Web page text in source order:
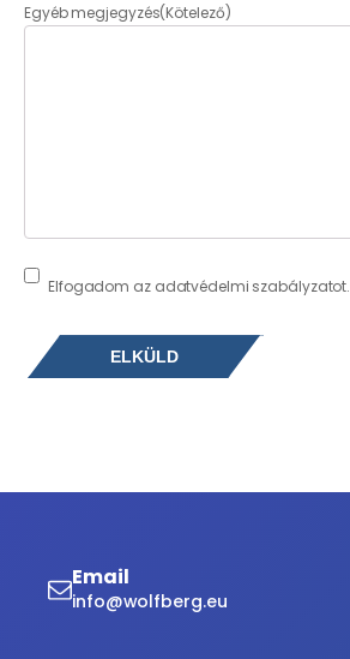
Egyéb megjegyzés(Kötelező)
Consent(Kötelező)
Elfogadom az adatvédelmi szabályzatot.
Email
info@wolfberg.eu